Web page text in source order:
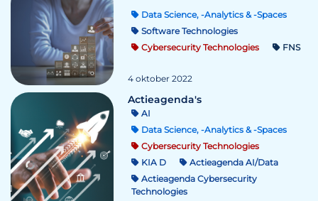
Data Science, -Analytics & -Spaces
Software Technologies
Cybersecurity Technologies
FNS
4 oktober 2022
Actieagenda's
AI
Data Science, -Analytics & -Spaces
Cybersecurity Technologies
KIA D
Actieagenda AI/Data
Actieagenda Cybersecurity
Technologies